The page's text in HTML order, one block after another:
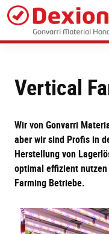
Skip
main
content
Vertical
Wir von Gonvarri
aber wir sind Profis in
Herstellung von
optimal effizient
Farming Betriebe.